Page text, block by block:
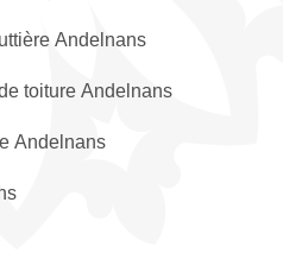
Andelnans
toiture Andelnans
Andelnans